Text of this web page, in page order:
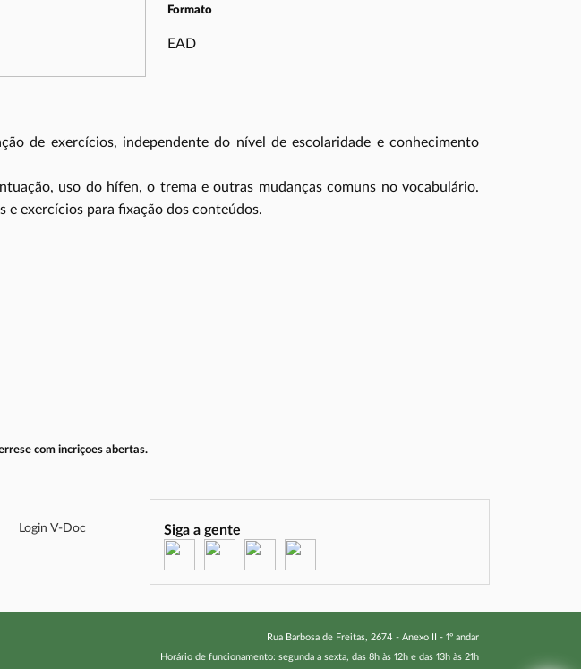
Formato
EAD
de exercícios, independente do nível de escolaridade e conhecimento
uso do hífen, o trema e outras mudanças comuns no vocabulário.
e exercícios para fixação dos conteúdos.
com incriçoes abertas.
Login V-Doc Siga a gente
(abre em nova janela)
(abre em nova janela)
(abre em nova janela)
Rua Barbosa de Freitas, 2674 - Anexo II - 1º andar
Horário de funcionamento: segunda a sexta, das 8h às 12h e das 13h às 21h